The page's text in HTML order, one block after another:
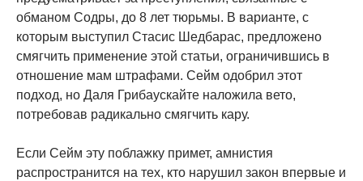
обманом Содры, до 8 лет тюрьмы. В варианте, с
которым выступил Стасис Шедбарас, предложено
смягчить применение этой статьи, ограничившись в
отношение мам штрафами. Сейм одобрил этот
подход, но Даля Грибаускайте наложила вето,
потребовав радикально смягчить кару.
Если Сейм эту поблажку примет, амнистия
распространится на тех, кто нарушил закон впервые и